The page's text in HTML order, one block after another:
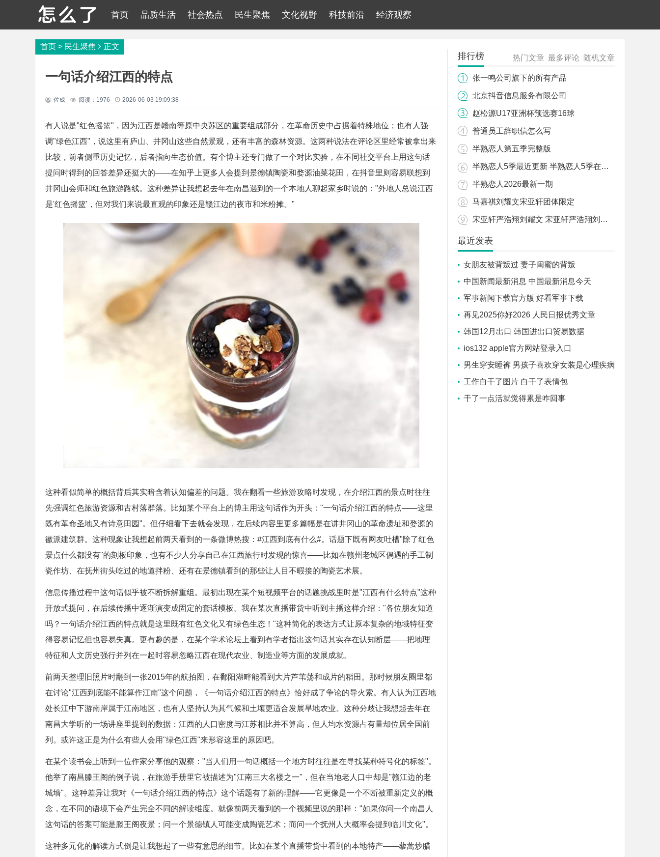
首页 品质生活 社会热点 民生聚焦 文化视野 科技前沿 经济观察
首页 > 民生聚焦 正文
一句话介绍江西的特点
佐成 阅读：1976 2026-06-03 19:09:38
有人说是"红色摇篮"，因为江西是赣南等原中央苏区的重要组成部分，在革命历史中占据着特殊地位；也有人强
调"绿色江西"，说这里有庐山、井冈山这些自然景观，还有丰富的森林资源。这两种说法在评论区里经常被拿出来
比较，前者侧重历史记忆，后者指向生态价值。有个博主还专门做了一个对比实验，在不同社交平台上用这句话
提问时得到的回答差异还挺大的——在知乎上更多人会提到景德镇陶瓷和婺源油菜花田，在抖音里则容易联想到
井冈山会师和红色旅游路线。这种差异让我想起去年在南昌遇到的一个本地人聊起家乡时说的："外地人总说江西
是'红色摇篮'，但对我们来说最直观的印象还是赣江边的夜市和米粉摊。"
这种看似简单的概括背后其实暗含着认知偏差的问题。我在翻看一些旅游攻略时发现，在介绍江西的景点时往往
先强调红色旅游资源和古村落群落。比如某个平台上的博主用这句话作为开头："一句话介绍江西的特点——这里
既有革命圣地又有诗意田园"。但仔细看下去就会发现，在后续内容里更多篇幅是在讲井冈山的革命遗址和婺源的
徽派建筑群。这种现象让我想起前两天看到的一条微博热搜：#江西到底有什么#。话题下既有网友吐槽"除了红色
景点什么都没有"的刻板印象，也有不少人分享自己在江西旅行时发现的惊喜——比如在赣州老城区偶遇的手工制
瓷作坊、在抚州街头吃过的地道拌粉、还有在景德镇看到的那些让人目不暇接的陶瓷艺术展。
信息传播过程中这句话似乎被不断拆解重组。最初出现在某个短视频平台的话题挑战里时是"江西有什么特点"这种
开放式提问，在后续传播中逐渐演变成固定的套话模板。我在某次直播带货中听到主播这样介绍："各位朋友知道
吗？一句话介绍江西的特点就是这里既有红色文化又有绿色生态！"这种简化的表达方式让原本复杂的地域特征变
得容易记忆但也容易失真。更有趣的是，在某个学术论坛上看到有学者指出这句话其实存在认知断层——把地理
特征和人文历史强行并列在一起时容易忽略江西在现代农业、制造业等方面的发展成就。
前两天整理旧照片时翻到一张2015年的航拍图，在鄱阳湖畔能看到大片芦苇荡和成片的稻田。那时候朋友圈里都
在讨论"江西到底能不能算作江南"这个问题，《一句话介绍江西的特点》恰好成了争论的导火索。有人认为江西地
处长江中下游南岸属于江南地区，也有人坚持认为其气候和土壤更适合发展旱地农业。这种分歧让我想起去年在
南昌大学听的一场讲座里提到的数据：江西的人口密度与江苏相比并不算高，但人均水资源占有量却位居全国前
列。或许这正是为什么有些人会用"绿色江西"来形容这里的原因吧。
在某个读书会上听到一位作家分享他的观察："当人们用一句话概括一个地方时往往是在寻找某种符号化的标签"。
他举了南昌滕王阁的例子说，在旅游手册里它被描述为"江南三大名楼之一"，但在当地老人口中却是"赣江边的老
城墙"。这种差异让我对《一句话介绍江西的特点》这个话题有了新的理解——它更像是一个不断被重新定义的概
念，在不同的语境下会产生完全不同的解读维度。就像前两天看到的一个视频里说的那样："如果你问一个南昌人
这句话的答案可能是滕王阁夜景；问一个景德镇人可能变成陶瓷艺术；而问一个抚州人大概率会提到临川文化"。
这种多元化的解读方式倒是让我想起了一些有意思的细节。比如在某个直播带货中看到的本地特产——藜蒿炒腊
排行榜 热门文章 最多评论 随机文章
张一鸣公司旗下的所有产品
北京抖音信息服务有限公司
赵松源U17亚洲杯预选赛16球
普通员工辞职信怎么写
半熟恋人第五季完整版
半熟恋人5季最近更新 半熟恋人5季在线观看免费完整版
半熟恋人2026最新一期
马嘉祺刘耀文宋亚轩团体限定
宋亚轩严浩翔刘耀文 宋亚轩严浩翔刘耀文奇妙
最近发表
女朋友被背叛过 妻子闺蜜的背叛
中国新闻最新消息 中国最新消息今天
军事新闻下载官方版 好看军事下载
再见2025你好2026 人民日报优秀文章
韩国12月出口 韩国进出口贸易数据
ios132 apple官方网站登录入口
男生穿安睡裤 男孩子喜欢穿女装是心理疾病
吗工作白干了图片 白干了表情包
干了一点活就觉得累是咋回事